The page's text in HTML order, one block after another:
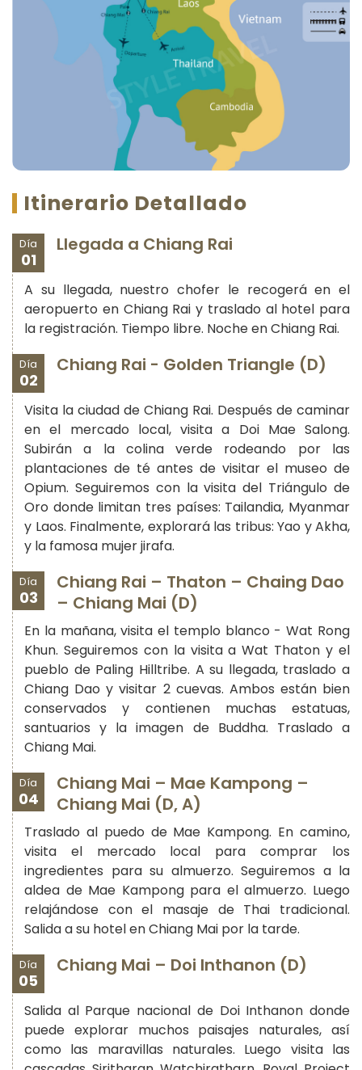
Itinerario Detallado
Día
01
Llegada a Chiang Rai
A su llegada, nuestro chofer le recogerá en el
aeropuerto en Chiang Rai y traslado al hotel para
la registración. Tiempo libre. Noche en Chiang Rai.
Día
02
Chiang Rai - Golden Triangle (D)
Visita la ciudad de Chiang Rai. Después de caminar
en el mercado local, visita a Doi Mae Salong.
Subirán a la colina verde rodeando por las
plantaciones de té antes de visitar el museo de
Opium. Seguiremos con la visita del Triángulo de
Oro donde limitan tres países: Tailandia, Myanmar
y Laos. Finalmente, explorará las tribus: Yao y Akha,
y la famosa mujer jirafa.
Día
03
Chiang Rai – Thaton – Chaing Dao
– Chiang Mai (D)
En la mañana, visita el templo blanco - Wat Rong
Khun. Seguiremos con la visita a Wat Thaton y el
pueblo de Paling Hilltribe. A su llegada, traslado a
Chiang Dao y visitar 2 cuevas. Ambos están bien
conservados y contienen muchas estatuas,
santuarios y la imagen de Buddha. Traslado a
Chiang Mai.
Día
04
Chiang Mai – Mae Kampong –
Chiang Mai (D, A)
Traslado al puedo de Mae Kampong. En camino,
visita el mercado local para comprar los
ingredientes para su almuerzo. Seguiremos a la
aldea de Mae Kampong para el almuerzo. Luego
relajándose con el masaje de Thai tradicional.
Salida a su hotel en Chiang Mai por la tarde.
Día
05
Chiang Mai – Doi Inthanon (D)
Salida al Parque nacional de Doi Inthanon donde
puede explorar muchos paisajes naturales, así
como las maravillas naturales. Luego visita las